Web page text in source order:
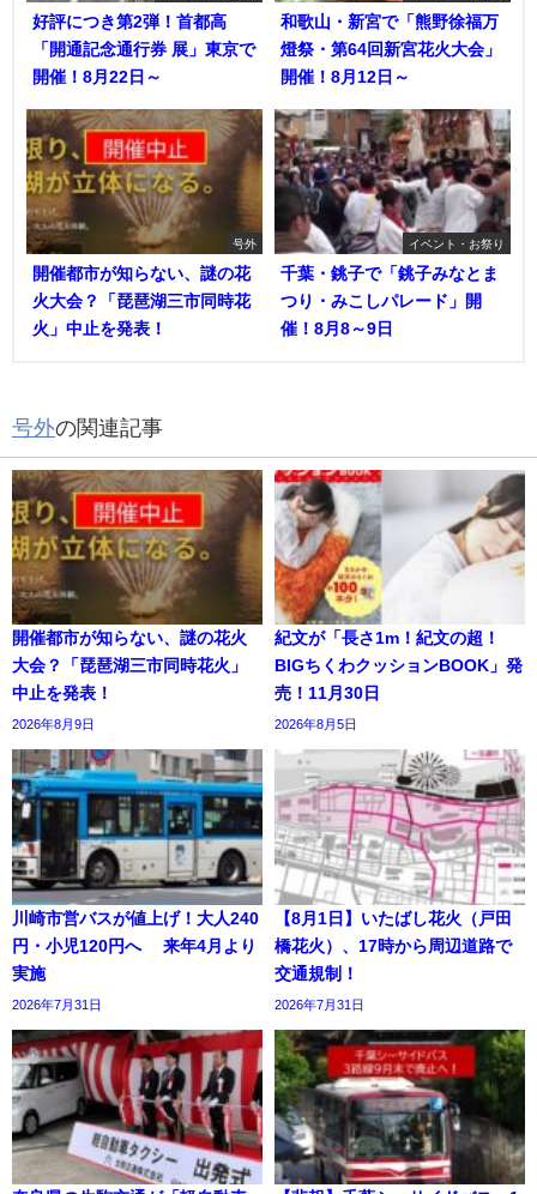
好評につき第2弾！首都高
「開通記念通行券 展」東京で
開催！8月22日～
和歌山・新宮で「熊野徐福万
燈祭・第64回新宮花火大会」
開催！8月12日～
号外
開催都市が知らない、謎の花
火大会？「琵琶湖三市同時花
火」中止を発表！
イベント・お祭り
千葉・銚子で「銚子みなとま
つり・みこしパレード」開
催！8月8～9日
号外の関連記事
開催都市が知らない、謎の花火
大会？「琵琶湖三市同時花火」
中止を発表！
2026年8月9日
紀文が「長さ1m！紀文の超！
BIGちくわクッションBOOK」発
売！11月30日
2026年8月5日
川崎市営バスが値上げ！大人240
円・小児120円へ 来年4月より
実施
2026年7月31日
【8月1日】いたばし花火（戸田
橋花火）、17時から周辺道路で
交通規制！
2026年7月31日